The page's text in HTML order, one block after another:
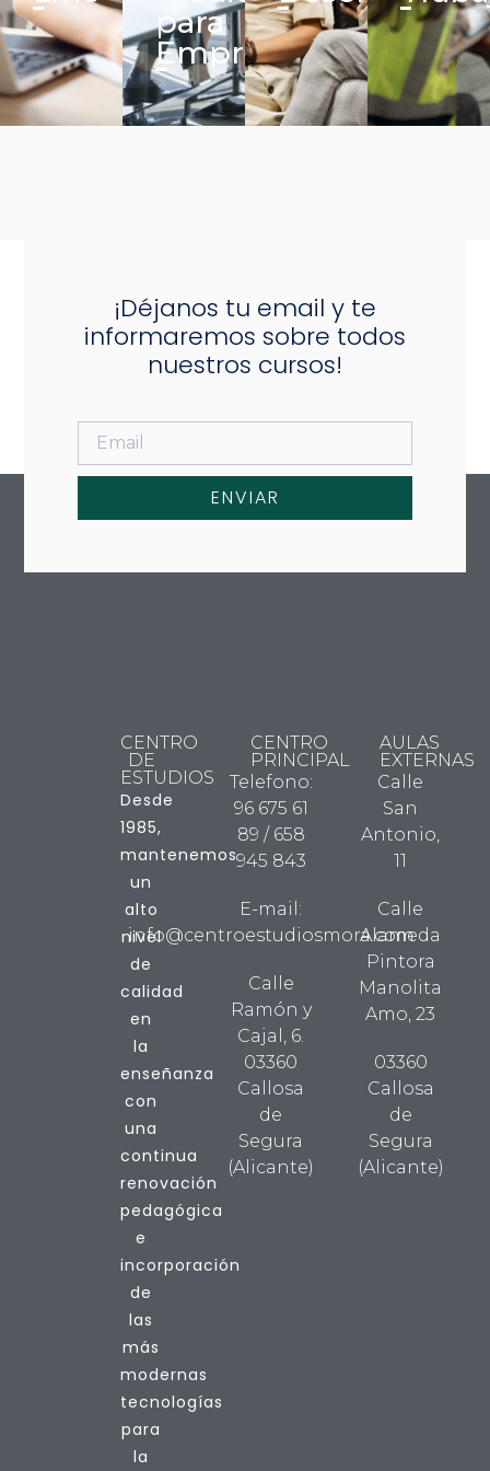
para
Empresas
¡Déjanos tu email y te
informaremos sobre todos
nuestros cursos!
ENVIAR
CENTRO
DE
ESTUDIOS
Desde
1985,
mantenemos
un
alto
nivel
de
calidad
en
la
enseñanza
con
una
continua
renovación
pedagógica
e
incorporación
de
las
más
modernas
tecnologías
para
la
CENTRO
PRINCIPAL
Telefono:
96 675 61
89 / 658
945 843
E-mail:
info@centroestudiosmora.com
Calle
Ramón y
Cajal, 6.
03360
Callosa
de
Segura
(Alicante)
AULAS
EXTERNAS
Calle
San
Antonio,
11
Calle
Alameda
Pintora
Manolita
Amo, 23
03360
Callosa
de
Segura
(Alicante)